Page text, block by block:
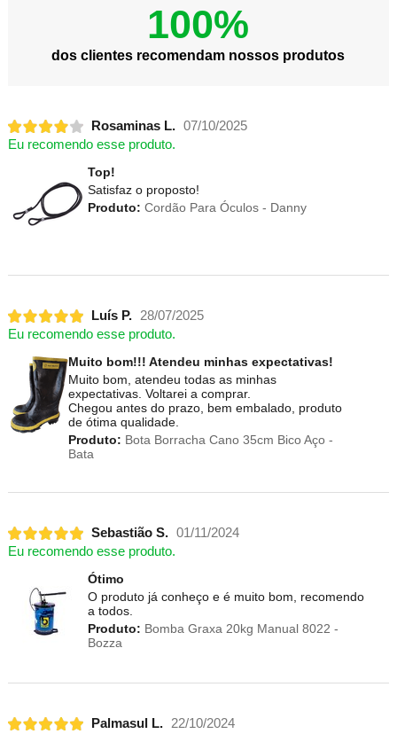
100%
dos clientes recomendam nossos produtos
Rosaminas L. 07/10/2025
Eu recomendo esse produto.
Top!
Satisfaz o proposto!
Produto: Cordão Para Óculos - Danny
Luís P.
28/07/2025
Eu recomendo esse produto.
Muito bom!!! Atendeu minhas expectativas!
Muito bom, atendeu todas as minhas
expectativas. Voltarei a comprar.
Chegou antes do prazo, bem embalado, produto
de ótima qualidade.
Produto: Bota Borracha Cano 35cm Bico Aço -
Bata
Sebastião S. 01/11/2024
Eu recomendo esse produto.
Ótimo
O produto já conheço e é muito bom, recomendo
a todos.
Produto: Bomba Graxa 20kg Manual 8022 -
Bozza
Palmasul L.
22/10/2024